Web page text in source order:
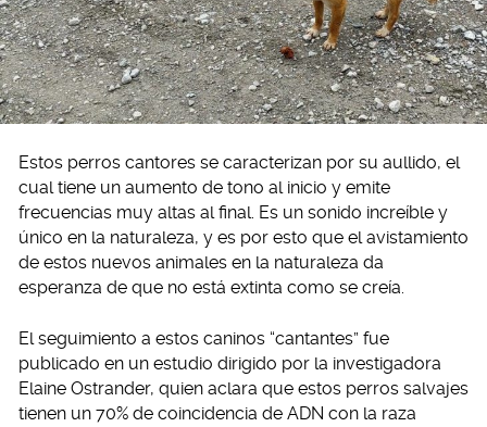
Estos perros cantores se caracterizan por su aullido, el
cual tiene un aumento de tono al inicio y emite
frecuencias muy altas al final. Es un sonido increíble y
único en la naturaleza, y es por esto que el avistamiento
de estos nuevos animales en la naturaleza da
esperanza de que no está extinta como se creía.
El seguimiento a estos caninos “cantantes” fue
publicado en un estudio dirigido por la investigadora
Elaine Ostrander, quien aclara que estos perros salvajes
tienen un 70% de coincidencia de ADN con la raza